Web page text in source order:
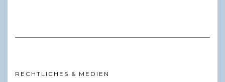
RECHTLICHES & MEDIEN